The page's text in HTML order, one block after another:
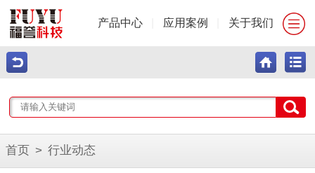
产品中心 应用案例 关于我们
首页 > 行业动态